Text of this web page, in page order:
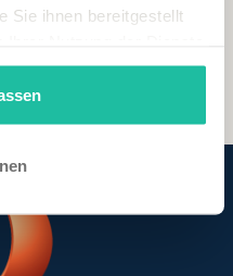
Sie ihnen bereitgestellt